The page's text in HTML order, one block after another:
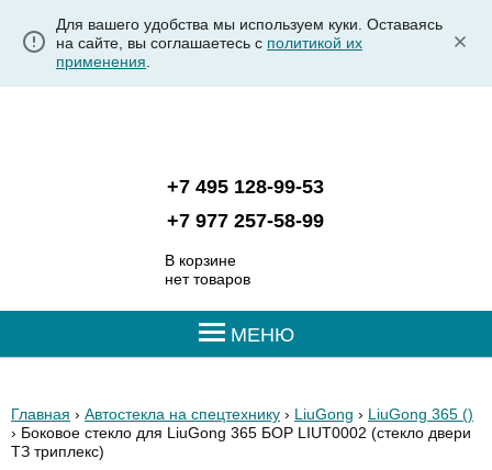
Для вашего удобства мы используем куки. Оставаясь
на сайте, вы соглашаетесь с политикой их
применения
+7 495 128-99-53
+7 977 257-58-99
В корзине
нет товаров
МЕНЮ
Главная › Автостекла на спецтехнику › LiuGong › LiuGong 365 ()
› Боковое стекло для LiuGong 365 БОР LIUT0002 (стекло двери
ТЗ триплекс)